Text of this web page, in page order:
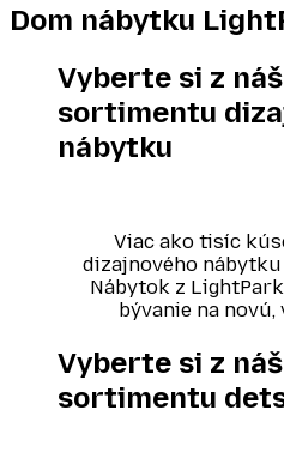
Dom nábytku
Vyberte si z
sortimentu
nábytku
Viac ako tisíc
dizajnového nábytku
Nábytok z
bývanie na
Vyberte si z
sortimentu